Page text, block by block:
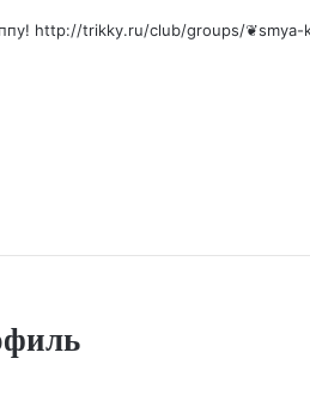
http://trikky.ru/club/groups/